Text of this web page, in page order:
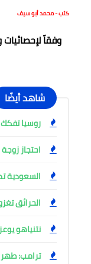
كتب - محمد أبو سيف
شاهد أيضًا
روسيا تفكك
احتجاز
السعودية
الحرائق
نتنياهو
ترامب: